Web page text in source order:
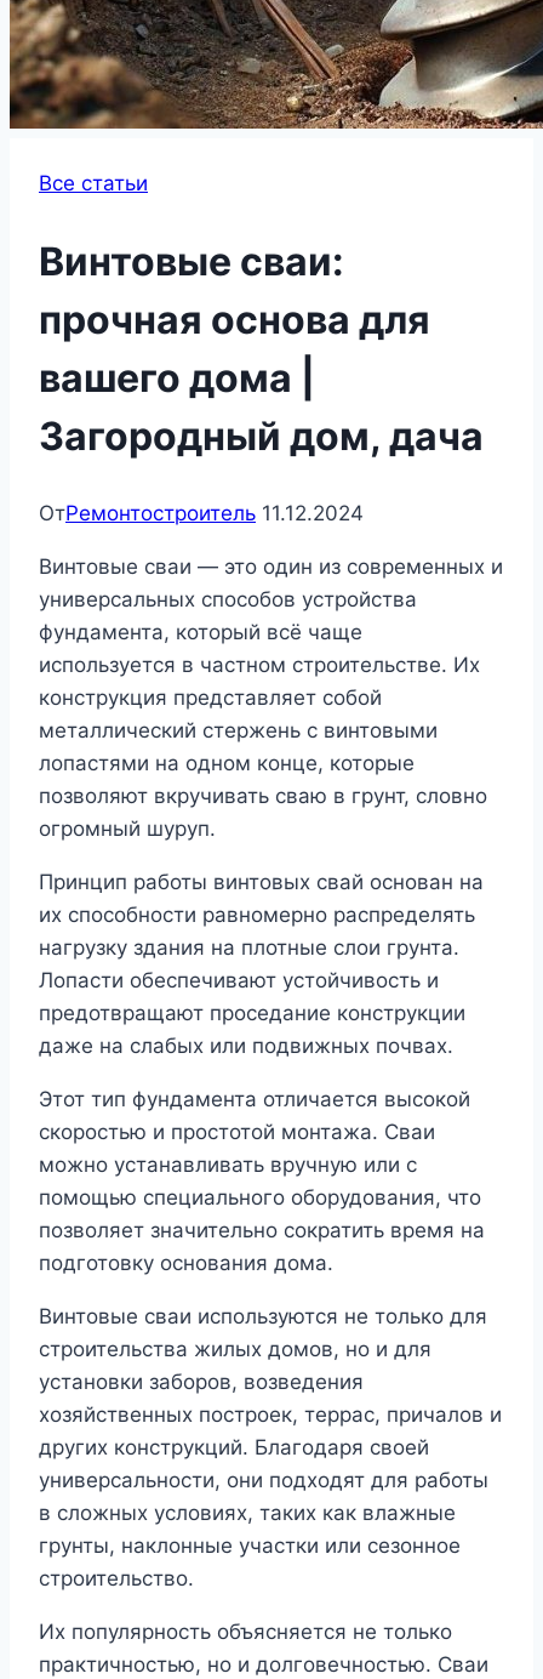
Все статьи
Винтовые сваи:
прочная основа для
вашего дома |
Загородный дом, дача
ОтРемонтостроитель 11.12.2024
Винтовые сваи — это один из современных и
универсальных способов устройства
фундамента, который всё чаще
используется в частном строительстве. Их
конструкция представляет собой
металлический стержень с винтовыми
лопастями на одном конце, которые
позволяют вкручивать сваю в грунт, словно
огромный шуруп.
Принцип работы винтовых свай основан на
их способности равномерно распределять
нагрузку здания на плотные слои грунта.
Лопасти обеспечивают устойчивость и
предотвращают проседание конструкции
даже на слабых или подвижных почвах.
Этот тип фундамента отличается высокой
скоростью и простотой монтажа. Сваи
можно устанавливать вручную или с
помощью специального оборудования, что
позволяет значительно сократить время на
подготовку основания дома.
Винтовые сваи используются не только для
строительства жилых домов, но и для
установки заборов, возведения
хозяйственных построек, террас, причалов и
других конструкций. Благодаря своей
универсальности, они подходят для работы
в сложных условиях, таких как влажные
грунты, наклонные участки или сезонное
строительство.
Их популярность объясняется не только
практичностью, но и долговечностью. Сваи